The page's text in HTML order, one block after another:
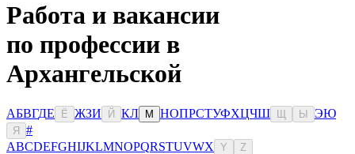
Работа и вакансии
по профессии в
Архангельской
АБВГДЕ Ё ЖЗИ Й КЛ М НОПРСТУФХЦЧШ Ы ЭЮ
Я
#
ABCDEFGHIJKLMNOPQRSTUVWX Y Z